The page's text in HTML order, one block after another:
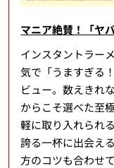
マニア絶賛！「ヤ
インスタントラー
気で「うますぎる
ビュー。数えきれ
からこそ選べた至
軽に取り入れられ
誇る一杯に出会え
方のコツも合わせ